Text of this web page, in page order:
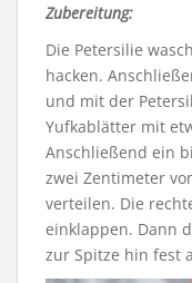
Zubereitung:
Die Petersilie
hacken.
und mit der
Yufkablätter mit
Anschließend ein
zwei Zentimeter
verteilen. Die
einklappen. Dann
zur Spitze hin fest